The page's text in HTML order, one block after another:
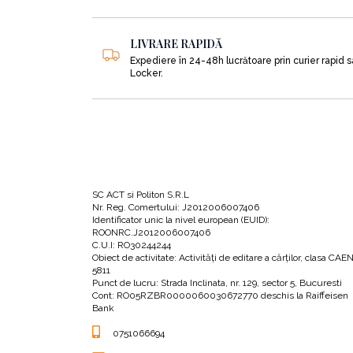
Mulți teoretizează că instinctele intuitive ce
Această convingere îi supără și-i derutează
marginalizată și declarată inacceptabilă.
Ei se întreabă dacă instinctele lor
Intuitiv-Senzitivii cred că toți ceilalți au
înainte să se întâmple, sunt foarte receptivi
politicoase despre vreme – ei vor să ajungă
Acest lucru este extrem de dificil, pentru că
arătăm niciodată ce simțim cu adevărat.
paralizantă de confruntare. Iar asta, de
LIVRARE RAPIDĂ
Expediere în 24-48h lucrătoare prin curier rapid
Locker.
SC ACT si Politon S.R.L
Nr. Reg. Comertului: J2012006007406
Identificator unic la nivel european (EUID):
ROONRC.J2012006007406
C.U.I: RO30244244
Obiect de activitate: Activităţi de editare a cărţilor, clasa CAEN
5811
Punct de lucru: Strada Inclinata, nr. 129, sector 5, Bucuresti
Cont: RO05RZBR0000060030672770 deschis la Raiffeisen
Bank
0751066694